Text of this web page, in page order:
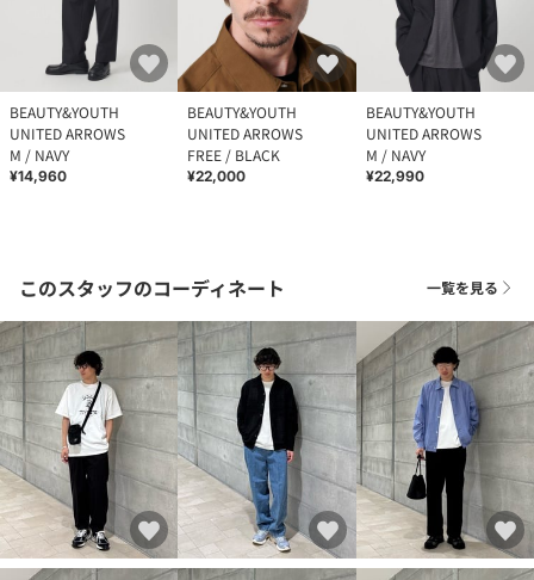
BEAUTY&YOUTH
UNITED ARROWS
M / NAVY
¥14,960
BEAUTY&YOUTH
UNITED ARROWS
FREE / BLACK
¥22,000
BEAUTY&YOUTH
UNITED ARROWS
M / NAVY
¥22,990
このスタッフのコーディネート 一覧を見る